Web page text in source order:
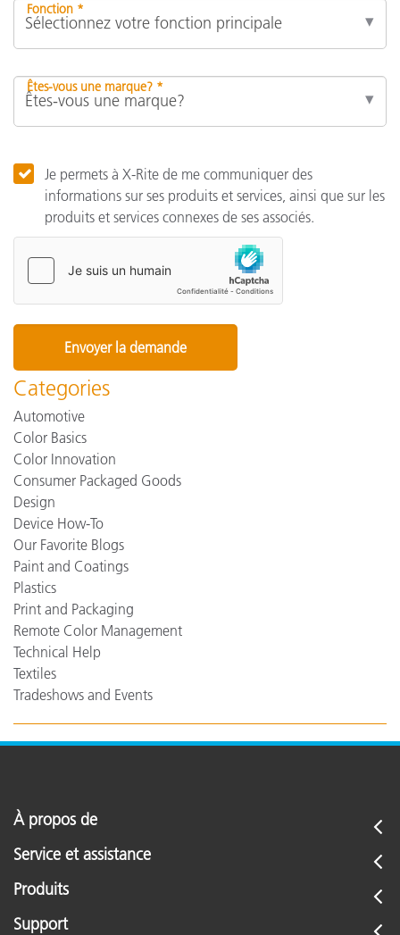
Fonction *
Êtes-vous une marque? *
Je permets à X-Rite de me communiquer des
informations sur ses produits et services, ainsi que sur les
produits et services connexes de ses associés.
Categories
Automotive
Color Basics
Color Innovation
Consumer Packaged Goods
Design
Device How-To
Our Favorite Blogs
Paint and Coatings
Plastics
Print and Packaging
Remote Color Management
Technical Help
Textiles
Tradeshows and Events
À propos de
Service et assistance
Produits
Support